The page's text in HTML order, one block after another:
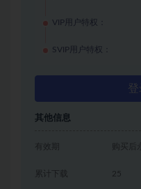
VIP用户特权：
SVIP用户特权：
其他信息
有效期 购买后
累计下载 25